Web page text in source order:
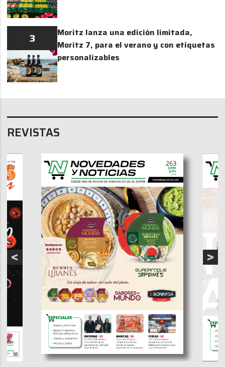
3
Moritz lanza una edición limitada,
Moritz 7, para el verano y con etiquetas
personalizables
REVISTAS